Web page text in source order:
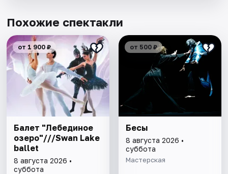
Похожие спектакли
от 1 900 ₽
Балет "Лебединое
озеро"///Swan Lake
ballet
8 августа 2026 •
суббота
от 500 ₽
Бесы
8 августа 2026 •
суббота
Мастерская